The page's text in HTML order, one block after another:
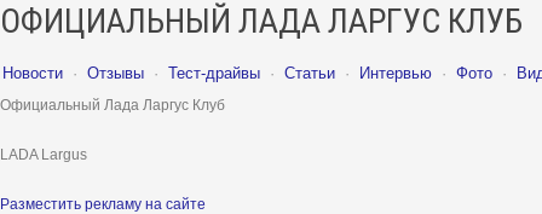
ОФИЦИАЛЬНЫЙ ЛАДА ЛАРГУС КЛУБ
Новости · Отзывы · Тест-драйвы · Статьи · Интервью · Фото ·
Официальный Лада Ларгус Клуб
LADA Largus
Разместить рекламу на сайте